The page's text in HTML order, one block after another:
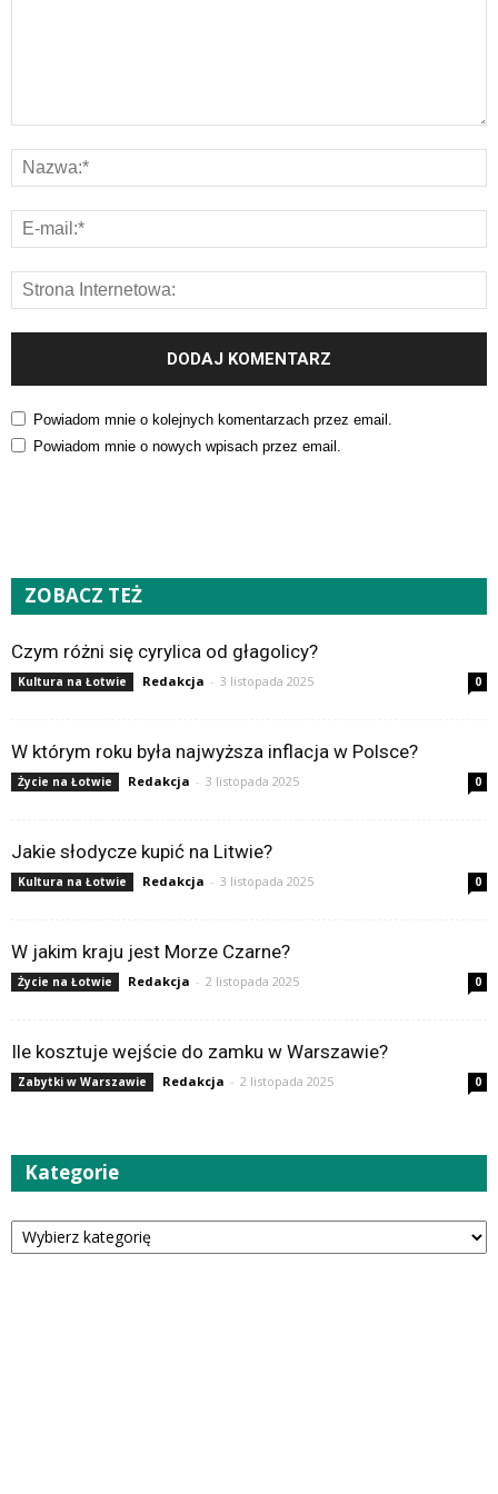
Powiadom mnie o kolejnych komentarzach przez email.
Powiadom mnie o nowych wpisach przez email.
ZOBACZ TEŻ
Czym różni się cyrylica od głagolicy?
Kultura na Łotwie Redakcja - 3 listopada 2025 0
W którym roku była najwyższa inflacja w Polsce?
Życie na Łotwie Redakcja - 3 listopada 2025 0
Jakie słodycze kupić na Litwie?
Kultura na Łotwie Redakcja - 3 listopada 2025 0
W jakim kraju jest Morze Czarne?
Życie na Łotwie Redakcja - 2 listopada 2025 0
Ile kosztuje wejście do zamku w Warszawie?
Zabytki w Warszawie Redakcja - 2 listopada 2025 0
Kategorie
Kategorie